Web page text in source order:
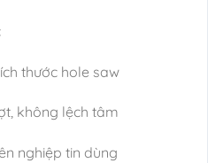
thước hole saw
không lệch tâm
nghiệp tin dùng